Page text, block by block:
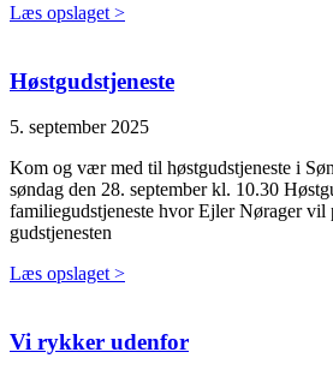
Læs opslaget >
Høstgudstjeneste
5. september 2025
Kom og vær med til høstgudstjeneste i
søndag den 28. september kl. 10.30
familiegudstjeneste hvor Ejler Nørager
gudstjenesten
Læs opslaget >
Vi rykker udenfor